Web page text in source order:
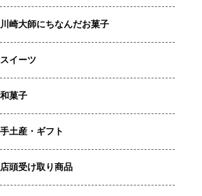
川崎大師にちなんだお菓子
スイーツ
和菓子
手土産・ギフト
店頭受け取り商品